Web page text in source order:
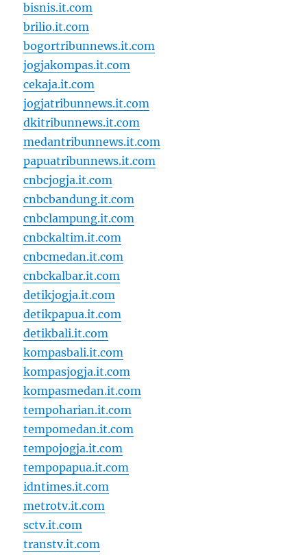
bisnis.it.com
brilio.it.com
bogortribunnews.it.com
jogjakompas.it.com
cekaja.it.com
jogjatribunnews.it.com
dkitribunnews.it.com
medantribunnews.it.com
papuatribunnews.it.com
cnbcjogja.it.com
cnbcbandung.it.com
cnbclampung.it.com
cnbckaltim.it.com
cnbcmedan.it.com
cnbckalbar.it.com
detikjogja.it.com
detikpapua.it.com
detikbali.it.com
kompasbali.it.com
kompasjogja.it.com
kompasmedan.it.com
tempoharian.it.com
tempomedan.it.com
tempojogja.it.com
tempopapua.it.com
idntimes.it.com
metrotv.it.com
sctv.it.com
transtv.it.com